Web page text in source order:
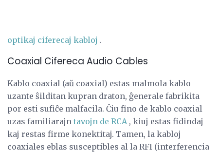
optikaj ciferecaj kabloj .
Coaxial Cifereca Audio Cables
Kablo coaxial (aŭ coaxial) estas malmola kablo
uzante ŝilditan kupran draton, ĝenerale fabrikita
por esti sufiĉe malfacila. Ĉiu fino de kablo coaxial
uzas familiarajn tavojn de RCA, kiuj estas fidindaj
kaj restas firme konektitaj. Tamen, la kabloj
coaxiales eblas susceptibles al la RFI (interferencia